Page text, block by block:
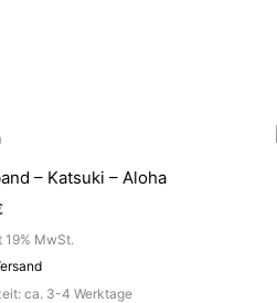
– Katsuki – Aloha
19% MwSt.
ca. 3-4 Werktage